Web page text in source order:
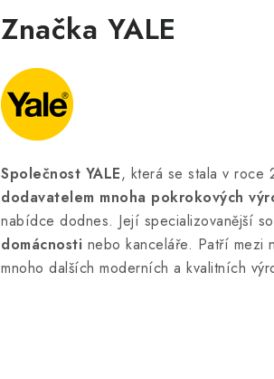
Značka YALE
Společnost YALE, která se stala v roce
dodavatelem mnoha pokrokových
nabídce dodnes. Její specializovanější
domácnosti nebo kanceláře. Patří mezi
mnoho dalších moderních a kvalitních